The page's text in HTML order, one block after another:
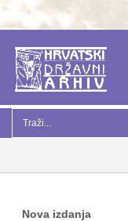
Nova izdanja